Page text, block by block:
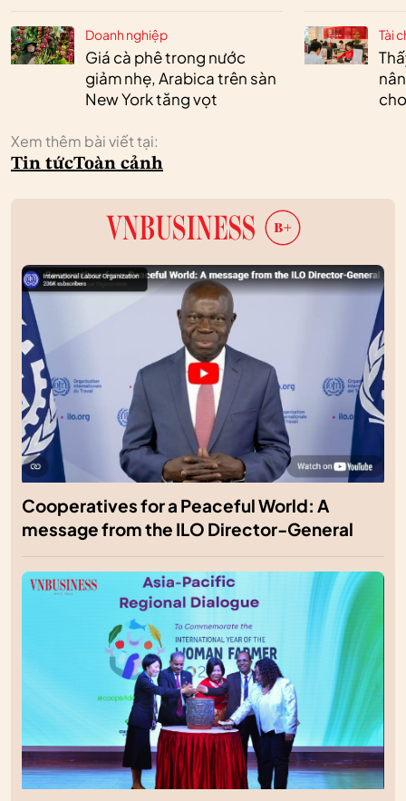
Doanh nghiệp
Giá cà phê trong nước
giảm nhẹ, Arabica trên sàn
New York tăng vọt
Tài
Xem thêm bài viết tại:
Tin tứcToàn cảnh
Cooperatives for a Peaceful World: A
message from the ILO Director-General